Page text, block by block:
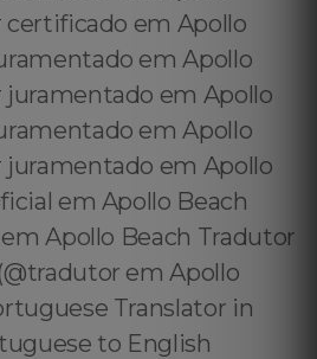
certificado em Apollo
em Apollo
juramentado em Apollo
em Apollo
juramentado em Apollo
em Apollo Beach
Apollo Beach Tradutor
em Apollo
Translator in
to English